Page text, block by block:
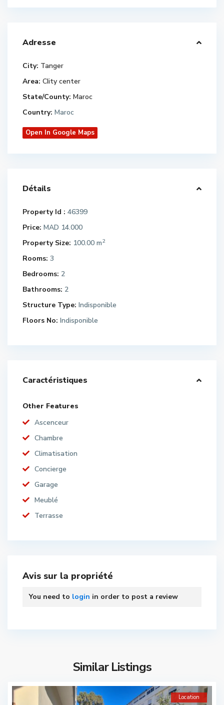
Adresse
City: Tanger
Area: CIity center
State/County: Maroc
Country: Maroc
Open In Google Maps
Détails
Property Id : 46399
Price: MAD 14.000
Property Size: 100.00 m2
Rooms: 3
Bedrooms: 2
Bathrooms: 2
Structure Type: Indisponible
Floors No: Indisponible
Caractéristiques
Other Features
Ascenceur
Chambre
Climatisation
Concierge
Garage
Meublé
Terrasse
Avis sur la propriété
You need to login in order to post a review
Similar Listings
Location